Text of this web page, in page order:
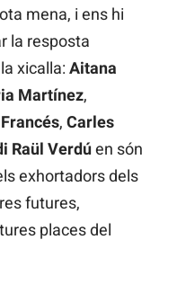
mena, i ens hi
la resposta
xicalla: Aitana
Martínez,
, Carles
Raül Verdúen són
exhortadors dels
futures,
places del